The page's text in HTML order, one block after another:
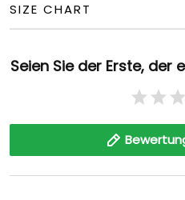
SIZE CHART
Seien Sie der Erste, der